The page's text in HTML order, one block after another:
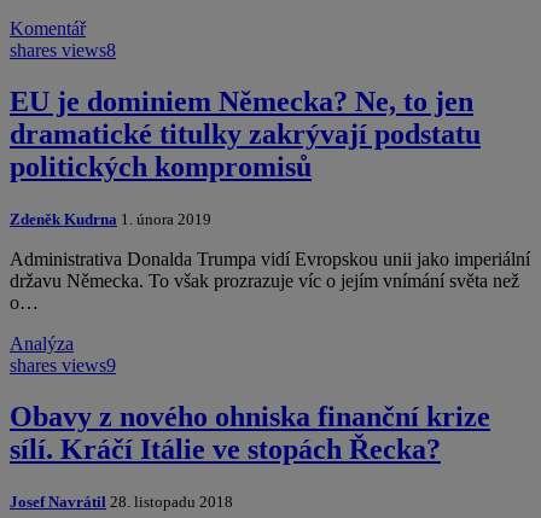
Komentář
shares views8
EU je dominiem Německa? Ne, to jen
dramatické titulky zakrývají podstatu
politických kompromisů
Zdeněk Kudrna 1. února 2019
Administrativa Donalda Trumpa vidí Evropskou unii jako imperiální
državu Německa. To však prozrazuje víc o jejím vnímání světa než
o…
Analýza
shares views9
Obavy z nového ohniska finanční krize
sílí. Kráčí Itálie ve stopách Řecka?
Josef Navrátil 28. listopadu 2018